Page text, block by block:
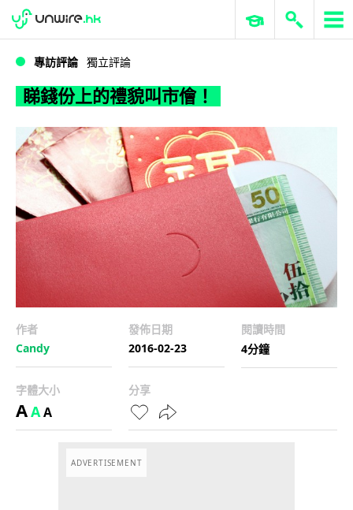
睇錢份上的禮貌叫市儈！
WWDC 2026 ERP 與商業 AI
專訪評論 獨立評論
睇錢份上的禮貌叫市儈！
作者
Candy
發佈日期
2016-02-23
閱讀時間
4分鐘
字體大小
AAA
分享
ADVERTISEMENT